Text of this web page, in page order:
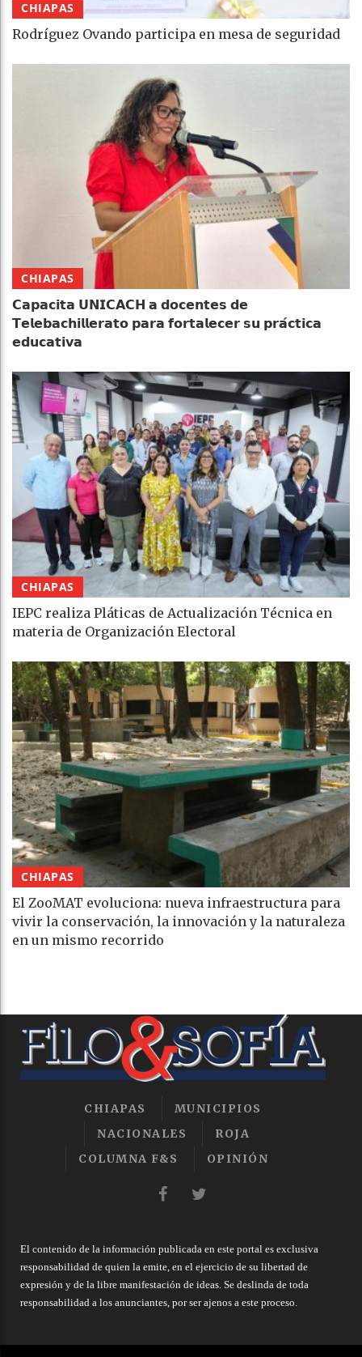
CHIAPAS
Rodríguez Ovando participa en mesa de seguridad
CHIAPAS
𝗖𝗮𝗽𝗮𝗰𝗶𝘁𝗮 𝗨𝗡𝗜𝗖𝗔𝗖𝗛 𝗮 𝗱𝗼𝗰𝗲𝗻𝘁𝗲𝘀 𝗱𝗲
𝗧𝗲𝗹𝗲𝗯𝗮𝗰𝗵𝗶𝗹𝗹𝗲𝗿𝗮𝘁𝗼 𝗽𝗮𝗿𝗮 𝗳𝗼𝗿𝘁𝗮𝗹𝗲𝗰𝗲𝗿 𝘀𝘂 𝗽𝗿𝗮́𝗰𝘁𝗶𝗰𝗮
𝗲𝗱𝘂𝗰𝗮𝘁𝗶𝘃𝗮
CHIAPAS
IEPC realiza Pláticas de Actualización Técnica en
materia de Organización Electoral
CHIAPAS
El ZooMAT evoluciona: nueva infraestructura para
vivir la conservación, la innovación y la naturaleza
en un mismo recorrido
CHIAPAS
MUNICIPIOS
NACIONALES
ROJA
COLUMNA F&S
OPINIÓN
El contenido de la información publicada en este portal es exclusiva
responsabilidad de quien la emite, en el ejercicio de su libertad de
expresión y de la libre manifestación de ideas. Se deslinda de toda
responsabilidad a los anunciantes, por ser ajenos a este proceso.